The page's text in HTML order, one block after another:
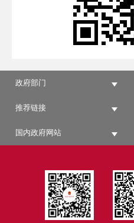
政府部门
推荐链接
国内政府网站